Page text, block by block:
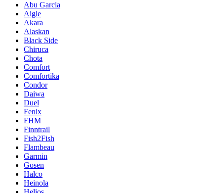
Abu Garcia
Aigle
Akara
Alaskan
Black Side
Chiruca
Chota
Comfort
Comfortika
Condor
Daiwa
Duel
Fenix
FHM
Finntrail
Fish2Fish
Flambeau
Garmin
Gosen
Halco
Heinola